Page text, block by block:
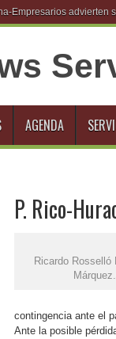
Empresarios advierten
AGENDA
P. Rico-
Ricardo Rosselló
contingencia ante el
Ante la posible